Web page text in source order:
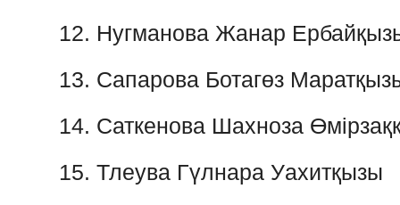
12. Нугманова Жанар
13. Сапарова Ботагөз
14. Саткенова Шахноза
15. Тлеува Гүлнара Уахитқызы